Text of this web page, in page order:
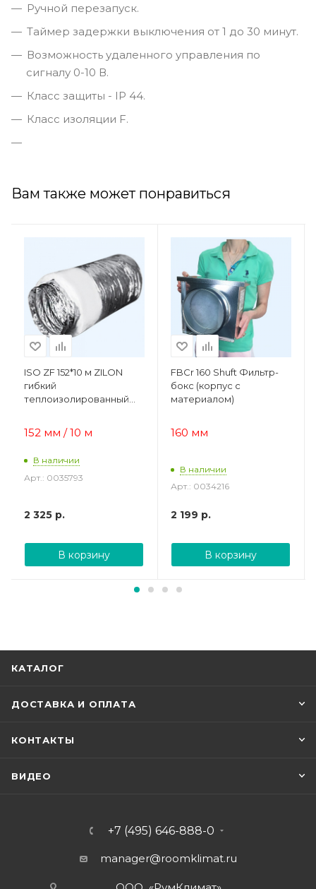
Ручной перезапуск.
Таймер задержки выключения от 1 до 30 минут.
Возможность удаленного управления по
сигналу 0-10 В.
Класс защиты - IP 44.
Класс изоляции F.
Вам также может понравиться
ISO ZF 152*10 м ZILON
гибкий
теплоизолированный
металлизированной
полиэфирной ленты
152 мм / 10 м
В наличии
Арт.: 0035793
2 325 р.
В корзину
FBCr 160 Shuft Фильтр-
бокс (корпус с
материалом)
160 мм
В наличии
Арт.: 0034216
2 199 р.
В корзину
КАТАЛОГ
ДОСТАВКА И ОПЛАТА
КОНТАКТЫ
ВИДЕО
+7 (495) 646-888-0
manager@roomklimat.ru